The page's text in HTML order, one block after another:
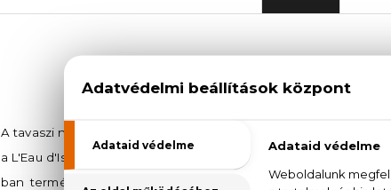
Issey Miyake L'eau D'Issey Pour
A tavaszi napsugarak ihlette férfias illat a kontrasztok
a L'Eau d'Issey Pour Homme Solar Lavender a levendula és a
ban természetes francia levendula aromás frissességét és